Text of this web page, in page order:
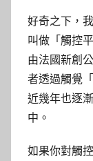
格
好奇之下，
叫做「觸控
由法國新創
者透過觸覺
近幾年也逐
中。
如果你對觸